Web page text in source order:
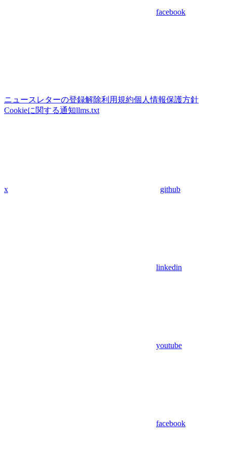
facebook
ニュースレターの登録解除利用規約個人情報保護方針
Cookieに関する通知llms.txt
x github
linkedin
youtube
facebook